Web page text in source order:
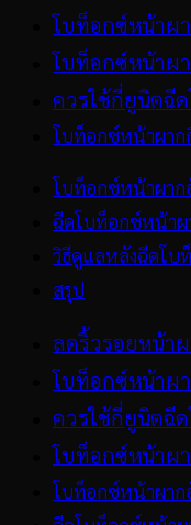
โบท็อกซ์หน้าผ
โบท็อกซ์หน้าผา
ควรใช้กี่ยูนิตฉี
โบท็อกซ์หน้าผา
โบท็อกซ์หน้าผาก
ฉีดโบท็อกซ์หน้า
วิธีดูแลหลังฉีดโบ
สรุป
ลดริ้วรอยหน้า
โบท็อกซ์หน้าผ
ควรใช้กี่ยูนิตฉี
โบท็อกซ์หน้าผ
โบท็อกซ์หน้าผาก